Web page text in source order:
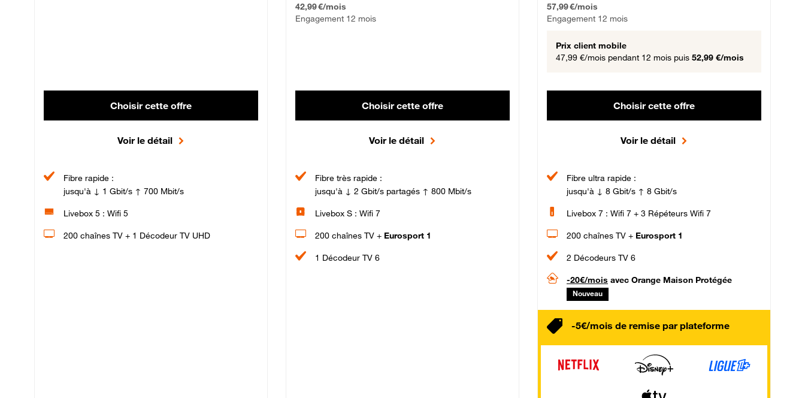
Choisir cette offre
Voir le détail
Fibre rapide :
jusqu'à ↓ 1 Gbit/s ↑ 700 Mbit/s
Livebox 5 : Wifi 5
200 chaînes TV + 1 Décodeur TV UHD
42,99 €/mois
Engagement 12 mois
Choisir cette offre
Voir le détail
Fibre très rapide :
jusqu'à ↓ 2 Gbit/s partagés ↑ 800 Mbit/s
Livebox S : Wifi 7
200 chaînes TV + Eurosport 1
1 Décodeur TV 6
57,99 €/mois
Engagement 12 mois
Prix client mobile
47,99 €/mois pendant 12 mois puis 52,99 €/mois
Choisir cette offre
Voir le détail
Fibre ultra rapide :
jusqu'à ↓ 8 Gbit/s ↑ 8 Gbit/s
Livebox 7 : Wifi 7 + 3 Répéteurs Wifi 7
200 chaînes TV + Eurosport 1
2 Décodeurs TV 6
-20€/mois avec Orange Maison Protégée
Nouveau
-5€/mois de remise par plateforme